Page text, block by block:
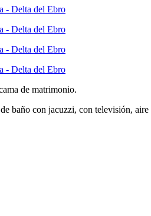
de matrimonio.
baño con jacuzzi, con televisión,